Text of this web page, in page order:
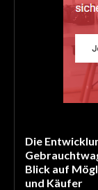
Die
Blick auf
und Käufer